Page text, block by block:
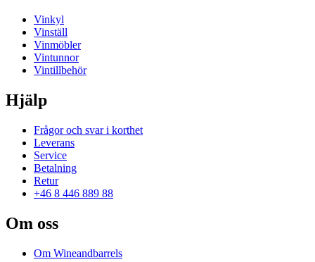
Vinkyl
Vinställ
Vinmöbler
Vintunnor
Vintillbehör
Hjälp
Frågor och svar i korthet
Leverans
Service
Betalning
Retur
+46 8 446 889 88
Om oss
Om Wineandbarrels